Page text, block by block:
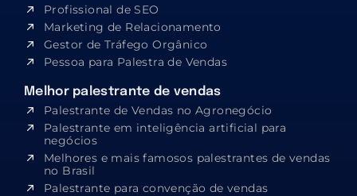
Profissional de SEO
Marketing de Relacionamento
Gestor de Tráfego Orgânico
Pessoa para Palestra de Vendas
Melhor palestrante de vendas
Palestrante de Vendas no Agronegócio
Palestrante em inteligência artificial para
negócios
Melhores e mais famosos palestrantes de vendas
no Brasil
Palestrante para convenção de vendas